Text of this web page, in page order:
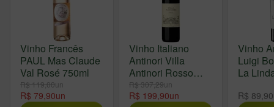
Vinho Francês
PAUL Mas Claude
Val Rosé 750ml
R$ 119,00un
R$ 79,90un
Vinho Italiano
Antinori Villa
Antinori Rosso
750ml
R$ 307,29un
R$ 199,90un
Vinho
Luigi
La
R$ 89,90